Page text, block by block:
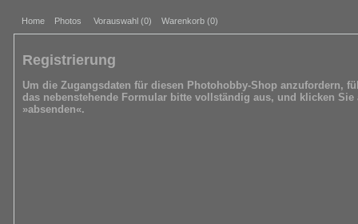
Home Photos Vorauswahl (0) Warenkorb (0)
Registrierung
Um die Zugangsdaten für diesen Photohobby-Shop anzufordern,
das nebenstehende Formular bitte vollständig aus, und klicken Sie
»absenden«.